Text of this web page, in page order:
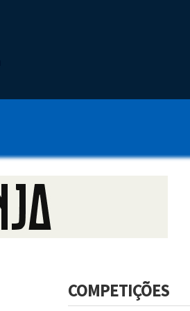
COMPETIÇÕES